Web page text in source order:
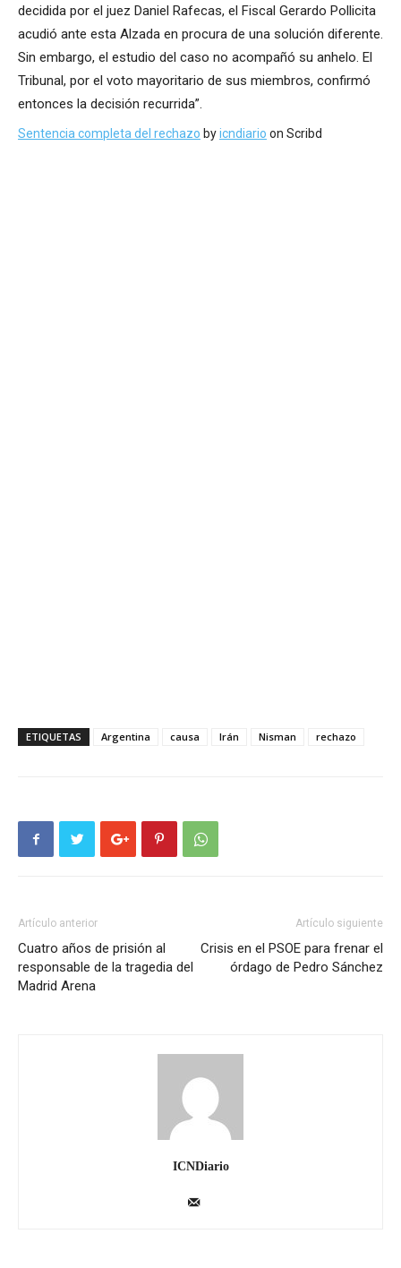
decidida por el juez Daniel Rafecas, el Fiscal Gerardo Pollicita
acudió ante esta Alzada en procura de una solución diferente.
Sin embargo, el estudio del caso no acompañó su anhelo. El
Tribunal, por el voto mayoritario de sus miembros, confirmó
entonces la decisión recurrida”.
Sentencia completa del rechazo byicndiario on Scribd
ETIQUETAS Argentina causa Irán Nisman rechazo
Artículo anterior
Cuatro años de prisión al
responsable de la tragedia del
Madrid Arena
Artículo siguiente
Crisis en el PSOE para frenar el
órdago de Pedro Sánchez
ICNDiario